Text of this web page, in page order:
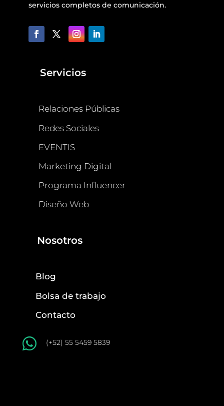
servicios completos de comunicación.
Servicios
Relaciones Públicas
Redes Sociales
EVENTIS
Marketing Digital
Programa Influencer
Diseño Web
Nosotros
Blog
Bolsa de trabajo
Contacto
 (+52) 55 5459 5839